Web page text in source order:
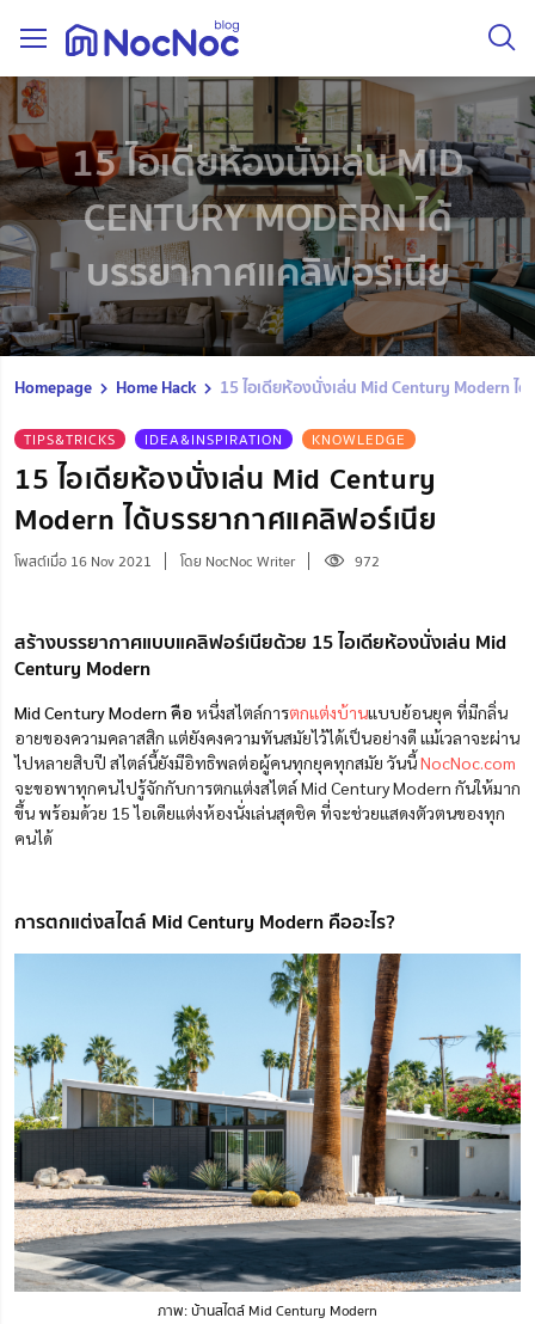
15 ไอเดียห้องนั่งเล่น MID
CENTURY MODERN ได้
บรรยากาศแคลิฟอร์เนีย
Homepage Home Hack 15 ไอเดียห้องนั่งเล่น Mid Century Modern ไ
TIPS&TRICKS IDEA&INSPIRATION KNOWLEDGE
15 ไอเดียห้องนั่งเล่น Mid Century
Modern ได้บรรยากาศแคลิฟอร์เนีย
โพสต์เมื่อ 16 Nov 2021 โดย NocNoc Writer 972
สร้างบรรยากาศแบบแคลิฟอร์เนียด้วย 15 ไอเดียห้องนั่งเล่น Mid
Century Modern
Mid Century Modern คือ หนึ่งสไตล์การตกแต่งบ้านแบบย้อนยุค ที่มีกลิ่น
อายของความคลาสสิก แต่ยังคงความทันสมัยไว้ได้เป็นอย่างดี แม้เวลาจะผ่าน
ไปหลายสิบปี สไตล์นี้ยังมีอิทธิพลต่อผู้คนทุกยุคทุกสมัย วันนี้NocNoc.com
จะขอพาทุกคนไปรู้จักกับการตกแต่งสไตล์ Mid Century Modern กันให้มาก
ขึ้น พร้อมด้วย 15 ไอเดียแต่งห้องนั่งเล่นสุดชิค ที่จะช่วยแสดงตัวตนของทุก
คนได้
การตกแต่งสไตล์ Mid Century Modern คืออะไร?
ภาพ: บ้านสไตล์ Mid Century Modern